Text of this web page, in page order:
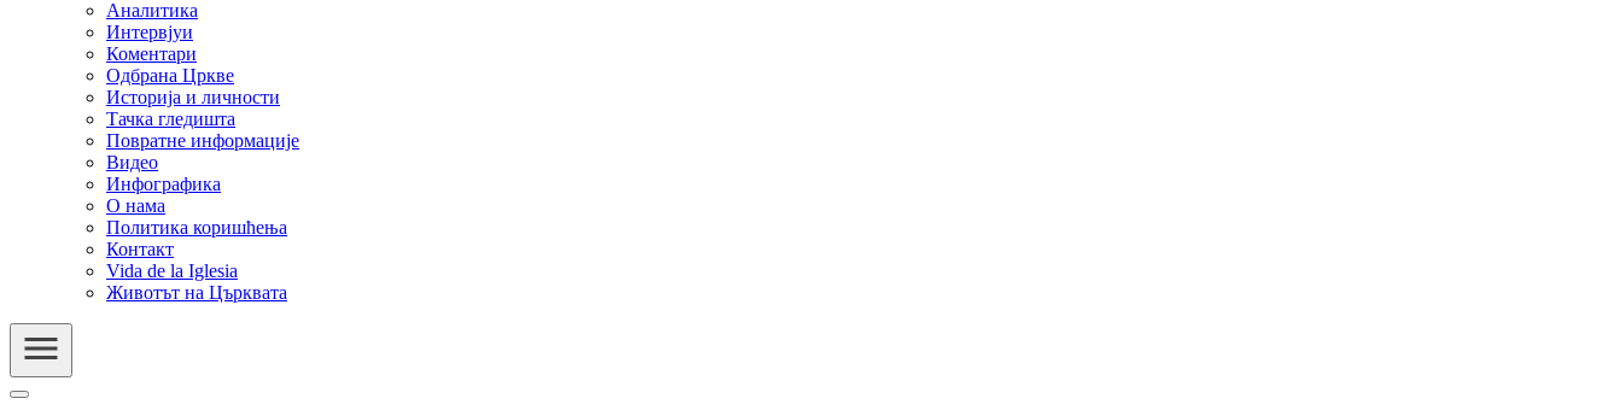
Аналитика
Интервјуи
Коментари
Одбрана Цркве
Историја и личности
Тачка гледишта
Повратне информације
Видео
Инфографика
О нама
Политика коришћења
Контакт
Vida de la Iglesia
Животът на Църквата